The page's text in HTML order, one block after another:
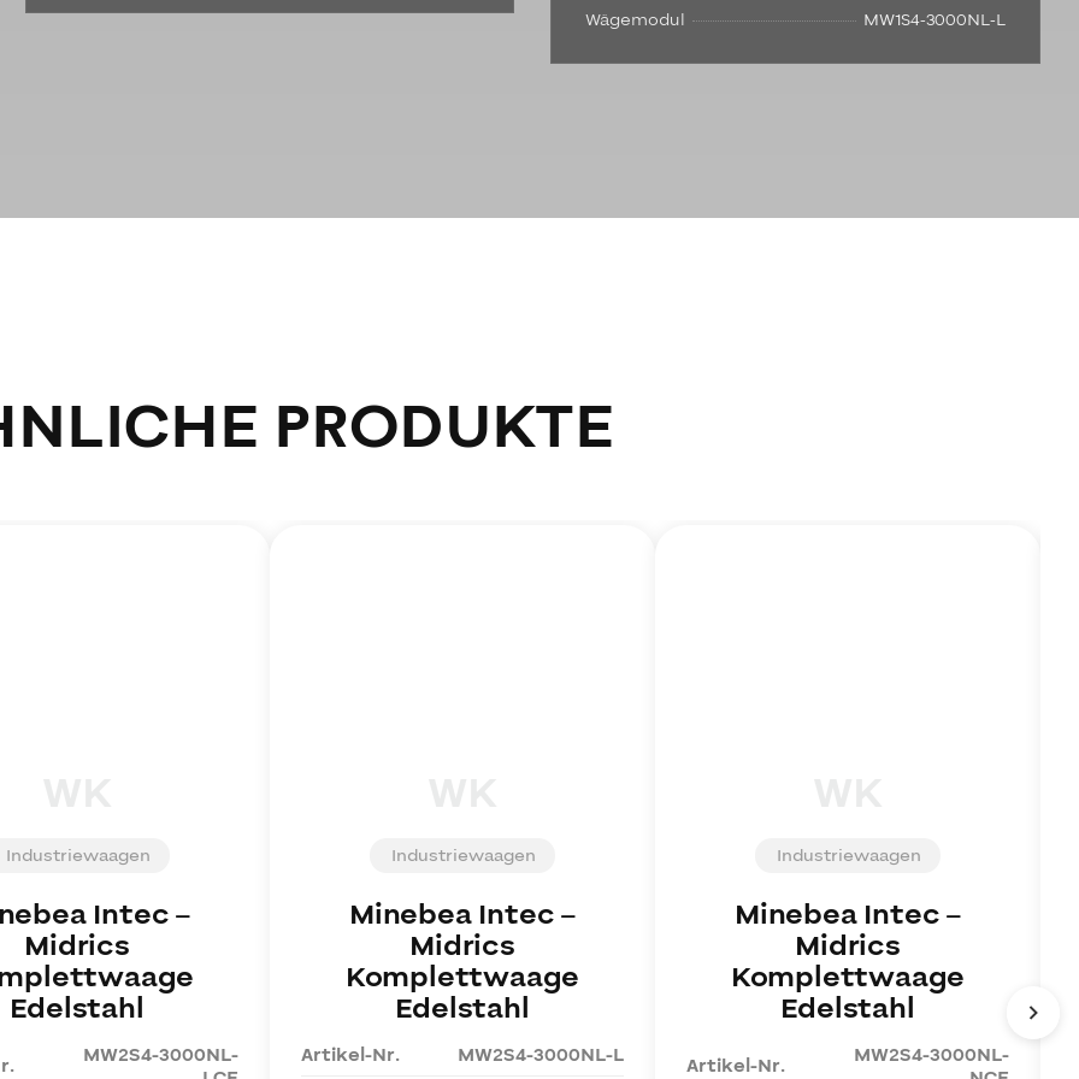
Wägemodul
MW1S4-3000NL-L
PRODUKTE
Industriewaagen
Intec–
Midrics
Edelstahl
MW2S4-3000NL-
Industriewaagen
Minebea Intec–
Midrics
Komplettwaage
Edelstahl
Artikel-Nr. MW2S4-3000NL-L
Industriewaagen
Minebea Intec–
Midrics
Komplettwaage
Edelstahl
Artikel-Nr.
MW2S4-3000NL-